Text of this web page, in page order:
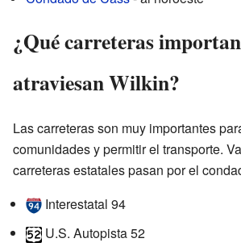
¿Qué carreteras
atraviesan Wilkin?
Las carreteras son muy importantes
comunidades y permitir el transporte.
carreteras estatales pasan por el
Interestatal 94
U.S. Autopista 52